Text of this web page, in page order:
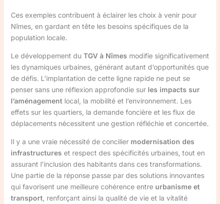
Ces exemples contribuent à éclairer les choix à venir pour
Nîmes, en gardant en tête les besoins spécifiques de la
population locale.
Le développement du TGV à Nîmes modifie significativement
les dynamiques urbaines, générant autant d’opportunités que
de défis. L’implantation de cette ligne rapide ne peut se
penser sans une réflexion approfondie sur les impacts sur
l’aménagementlocal, la mobilité et l’environnement. Les
effets sur les quartiers, la demande foncière et les flux de
déplacements nécessitent une gestion réfléchie et concertée.
Il y a une vraie nécessité de concilier modernisation des
infrastructures et respect des spécificités urbaines, tout en
assurant l’inclusion des habitants dans ces transformations.
Une partie de la réponse passe par des solutions innovantes
qui favorisent une meilleure cohérence entre urbanisme et
transport, renforçant ainsi la qualité de vie et la vitalité